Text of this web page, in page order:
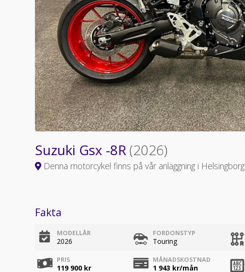
Suzuki Gsx -8R(2026)
Denna motorcykel finns på vår anläggning i Helsingborg
Fakta
MODELLÅR
2026
FORDONSTYP
Touring
PRIS
119 900 kr
MÅNADSKOSTNAD
1 943 kr/mån